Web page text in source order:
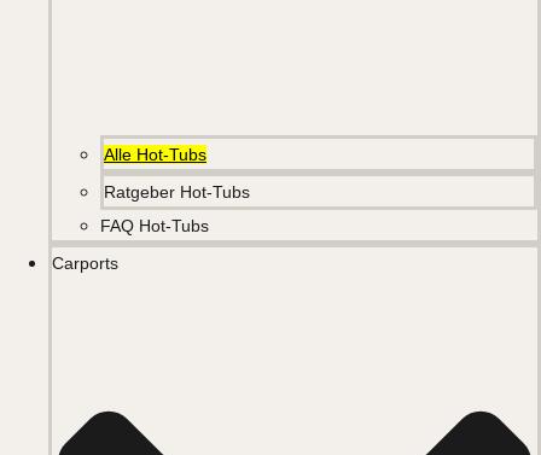
Alle Hot-Tubs
Ratgeber Hot-Tubs
FAQ Hot-Tubs
Carports